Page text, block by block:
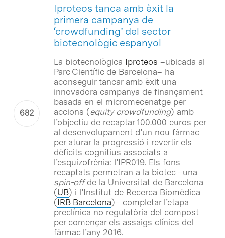
Iproteos tanca amb èxit la
primera campanya de
‘crowdfunding’ del sector
biotecnològic espanyol
La biotecnològica Iproteos –ubicada al
Parc Científic de Barcelona– ha
aconseguir tancar amb èxit una
innovadora campanya de finançament
basada en el micromecenatge per
accions (equity crowdfunding) amb
l’objectiu de recaptar 100.000 euros per
al desenvolupament d’un nou fàrmac
per aturar la progressió i revertir els
dèficits cognitius associats a
l’esquizofrènia: l’IPR019. Els fons
recaptats permetran a la biotec –una
spin-offde la Universitat de Barcelona
(UB) i l’Institut de Recerca Biomèdica
(IRB Barcelona)– completar l’etapa
preclínica no regulatòria del compost
per començar els assaigs clínics del
fàrmac l’any 2016.